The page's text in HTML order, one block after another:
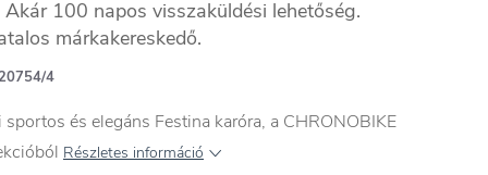
Akár 100 napos visszaküldési lehetőség.
márkakereskedő.
4
sportos és elegáns Festina karóra, a CHRONOBIKE
Részletes információ